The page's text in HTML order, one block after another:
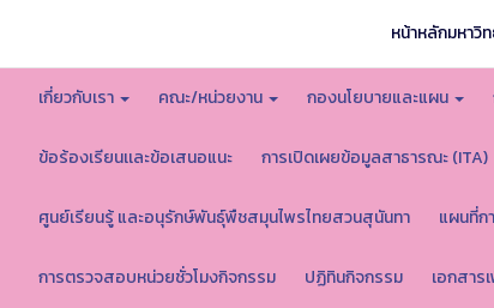
หน้าหลักมหาวิ
เกี่ยวกับเรา คณะ/หน่วยงาน กองนโยบายและแผน
ข้อร้องเรียนเเละข้อเสนอแนะ การเปิดเผยข้อมูลสาธารณะ (ITA)
ศูนย์เรียนรู้ และอนุรักษ์พันธุ์พืชสมุนไพรไทยสวนสุนันทา แผนที่ก
การตรวจสอบหน่วยชั่วโมงกิจกรรม ปฏิทินกิจกรรม เอกสาร